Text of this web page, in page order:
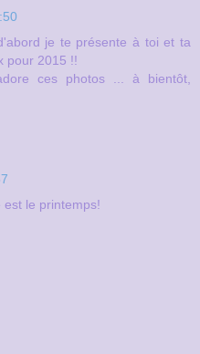
je te présente à toi et ta
pour 2015 !!
ces photos ... à bientôt,
est le printemps!